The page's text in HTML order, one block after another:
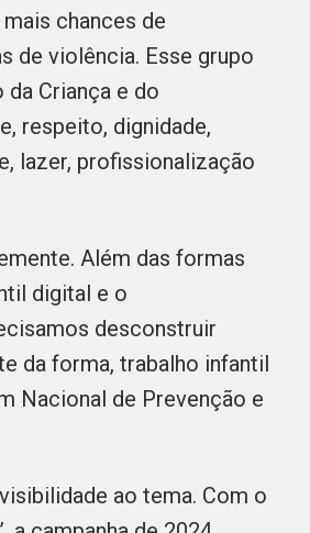
chances de
de violência. Esse grupo
Criança e do
respeito, dignidade,
lazer, profissionalização
Além das formas
digital e o
desconstruir
da forma, trabalho infantil
Nacional de Prevenção e
ao tema. Com o